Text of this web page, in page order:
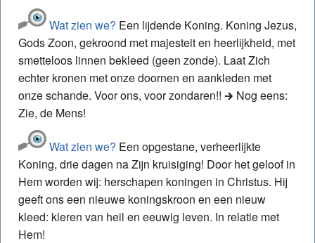
Wat zien we? Een lijdende Koning. Koning Jezus,
Gods Zoon, gekroond met majesteit en heerlijkheid, met
smetteloos linnen bekleed (geen zonde). Laat Zich
echter kronen met onze doornen en aankleden met
onze schande. Voor ons, voor zondaren!! 🡲 Nog eens:
Zie, de Mens!
Wat zien we? Een opgestane, verheerlijkte
Koning, drie dagen na Zijn kruisiging! Door het geloof in
Hem worden wij: herschapen koningen in Christus. Hij
geeft ons een nieuwe koningskroon en een nieuw
kleed: kleren van heil en eeuwig leven. In relatie met
Hem!